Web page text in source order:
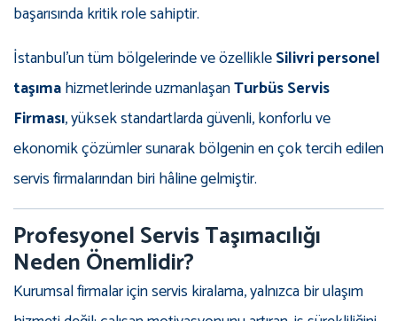
başarısında kritik role sahiptir.
İstanbul’un tüm bölgelerinde ve özellikleSilivri personel
taşımahizmetlerinde uzmanlaşanTurbüs Servis
Firması, yüksek standartlarda güvenli, konforlu ve
ekonomik çözümler sunarak bölgenin en çok tercih edilen
servis firmalarından biri hâline gelmiştir.
Profesyonel Servis Taşımacılığı
Neden Önemlidir?
Kurumsal firmalar için servis kiralama, yalnızca bir ulaşım